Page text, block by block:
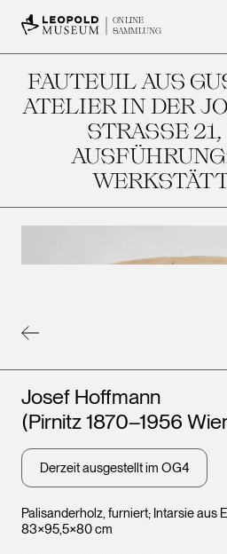
ONLINE
SAMMLUNG
FAUTEUIL AUS
ATELIER IN DER
STRASSE 21,
USFÜHRUNG:
Leopold Museum,
Wien
Palisanderholz, furniert; Intarsie aus
83×95,5×80 cm
Künstler*innen
Josef Hoffmann
(Pirnitz 1870–1956
Derzeit ausgestellt im OG4